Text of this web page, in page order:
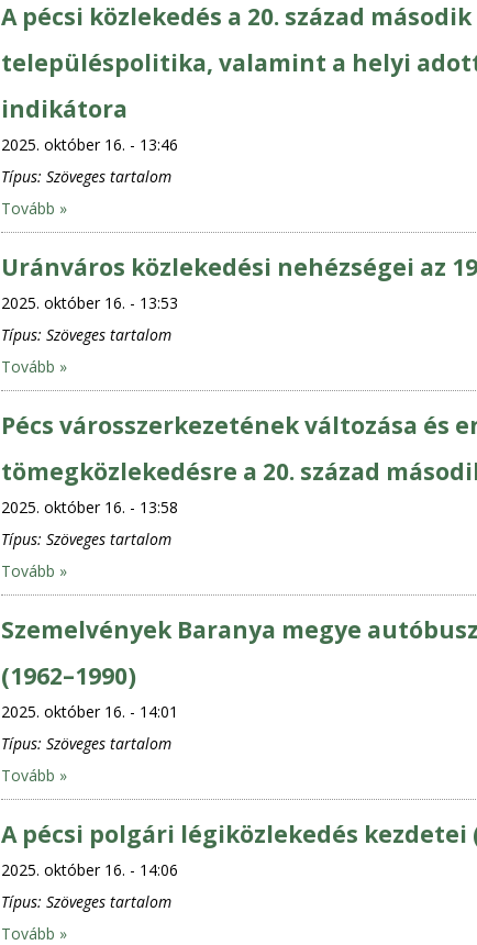
A pécsi közlekedés a 20. század
településpolitika, valamint a helyi
indikátora
2025. október 16. - 13:46
Típus: Szöveges tartalom
Tovább »
Uránváros közlekedési nehézségei az
2025. október 16. - 13:53
Típus: Szöveges tartalom
Tovább »
Pécs városszerkezetének változása és
tömegközlekedésre a 20. század
2025. október 16. - 13:58
Típus: Szöveges tartalom
Tovább »
Szemelvények Baranya megye
(1962–1990)
2025. október 16. - 14:01
Típus: Szöveges tartalom
Tovább »
A pécsi polgári légiközlekedés kezdetei
2025. október 16. - 14:06
Típus: Szöveges tartalom
Tovább »